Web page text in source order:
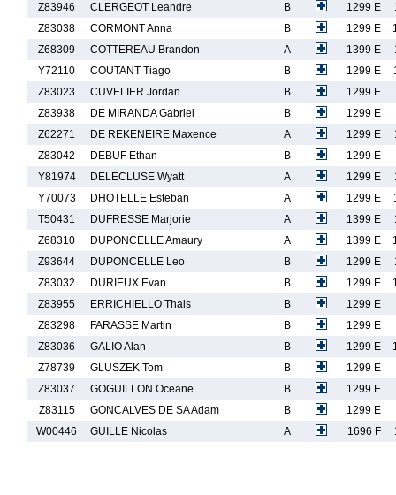
Z83946
CLERGEOT Leandre B 1299 E
Z83038
CORMONT Anna B 1299 E
Z68309
COTTEREAU Brandon A 1399 E
Y72110
COUTANT Tiago B 1299 E
Z83023
CUVELIER Jordan B
1299 E
Z83938
DE MIRANDA Gabriel B
1299 E
Z62271
DE REKENEIRE Maxence A 1299 E
Z83042
DEBUF Ethan B
1299 E
Y81974
DELECLUSE Wyatt A 1299 E
Y70073
DHOTELLE Esteban A 1299 E
T50431
DUFRESSE Marjorie A 1399 E
Z68310
DUPONCELLE Amaury A 1399 E
Z93644
DUPONCELLE Leo B 1299 E
Z83032
DURIEUX Evan B 1299 E
Z83955
ERRICHIELLO Thais B
1299 E
Z83298
FARASSE Martin B
1299 E
Z83036
GALIO Alan B 1299 E
Z78739
GLUSZEK Tom B
1299 E
Z83037
GOGUILLON Oceane B
1299 E
Z83115
GONCALVES DE SA Adam B
1299 E
W00446
GUILLE Nicolas A 1696 F